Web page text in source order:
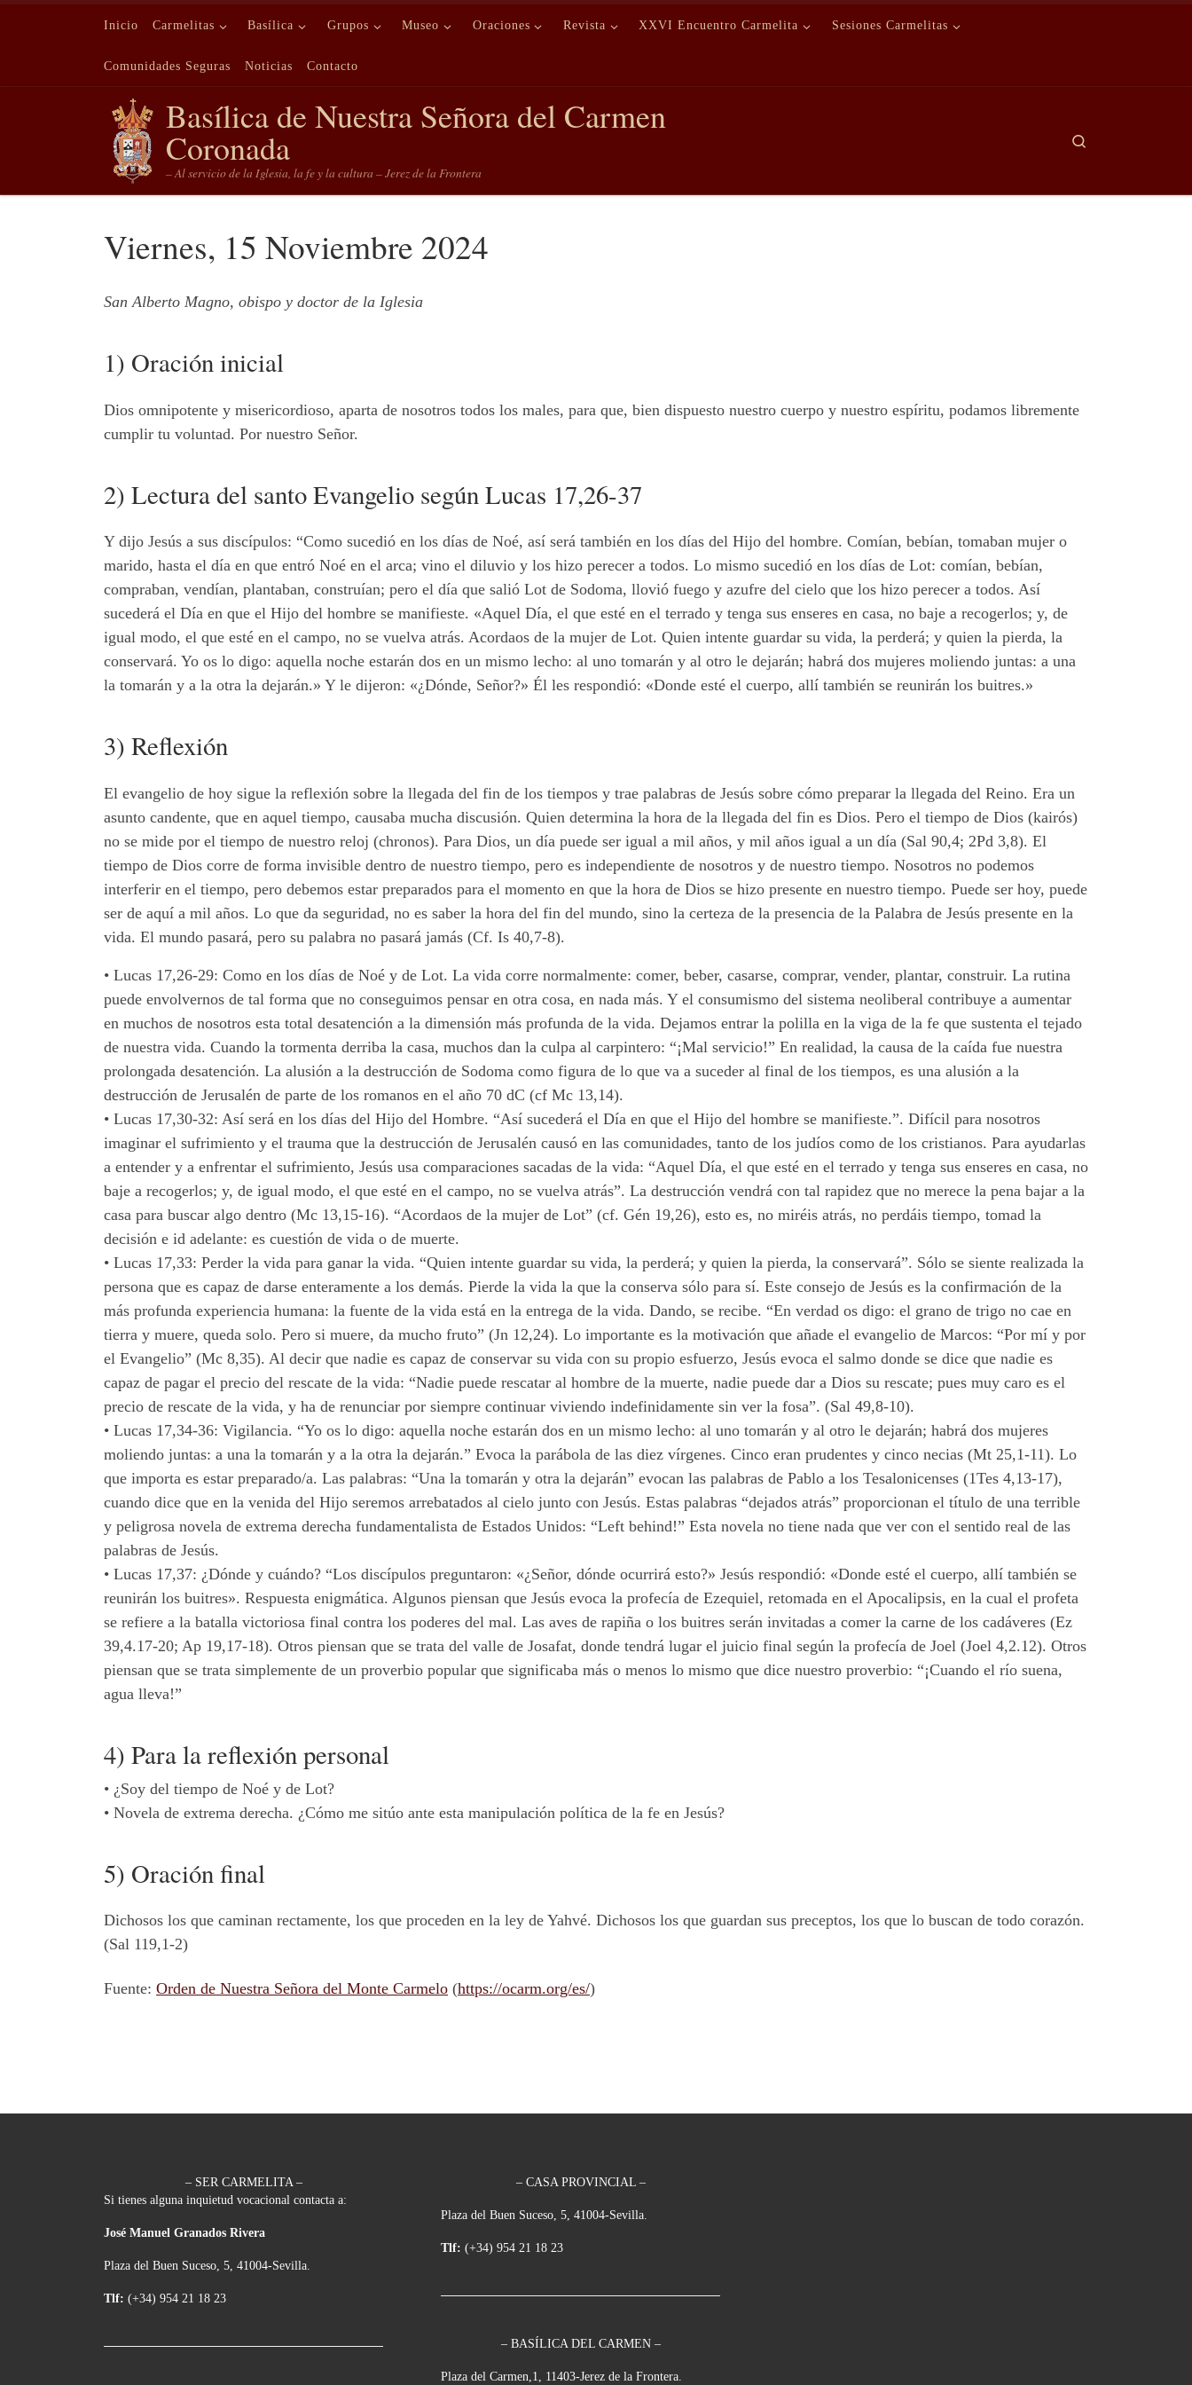
Saltar al contenido
Inicio Carmelitas Basílica Grupos Museo Oraciones Revista XXVI Encuentro Carmelita Sesiones Carmelitas
Comunidades Seguras Noticias Contacto
Basílica de Nuestra Señora del Carmen
Coronada
– Al servicio de la Iglesia, la fe y la cultura – Jerez de la Frontera
Viernes, 15 Noviembre 2024
San Alberto Magno, obispo y doctor de la Iglesia
1) Oración inicial
Dios omnipotente y misericordioso, aparta de nosotros todos los males, para que, bien dispuesto nuestro cuerpo y nuestro espíritu, podamos libremente
cumplir tu voluntad. Por nuestro Señor.
2) Lectura del santo Evangelio según Lucas 17,26-37
Y dijo Jesús a sus discípulos: “Como sucedió en los días de Noé, así será también en los días del Hijo del hombre. Comían, bebían, tomaban mujer o
marido, hasta el día en que entró Noé en el arca; vino el diluvio y los hizo perecer a todos. Lo mismo sucedió en los días de Lot: comían, bebían,
compraban, vendían, plantaban, construían; pero el día que salió Lot de Sodoma, llovió fuego y azufre del cielo que los hizo perecer a todos. Así
sucederá el Día en que el Hijo del hombre se manifieste. «Aquel Día, el que esté en el terrado y tenga sus enseres en casa, no baje a recogerlos; y, de
igual modo, el que esté en el campo, no se vuelva atrás. Acordaos de la mujer de Lot. Quien intente guardar su vida, la perderá; y quien la pierda, la
conservará. Yo os lo digo: aquella noche estarán dos en un mismo lecho: al uno tomarán y al otro le dejarán; habrá dos mujeres moliendo juntas: a una
la tomarán y a la otra la dejarán.» Y le dijeron: «¿Dónde, Señor?» Él les respondió: «Donde esté el cuerpo, allí también se reunirán los buitres.»
3) Reflexión
El evangelio de hoy sigue la reflexión sobre la llegada del fin de los tiempos y trae palabras de Jesús sobre cómo preparar la llegada del Reino. Era un
asunto candente, que en aquel tiempo, causaba mucha discusión. Quien determina la hora de la llegada del fin es Dios. Pero el tiempo de Dios (kairós)
no se mide por el tiempo de nuestro reloj (chronos). Para Dios, un día puede ser igual a mil años, y mil años igual a un día (Sal 90,4; 2Pd 3,8). El
tiempo de Dios corre de forma invisible dentro de nuestro tiempo, pero es independiente de nosotros y de nuestro tiempo. Nosotros no podemos
interferir en el tiempo, pero debemos estar preparados para el momento en que la hora de Dios se hizo presente en nuestro tiempo. Puede ser hoy, puede
ser de aquí a mil años. Lo que da seguridad, no es saber la hora del fin del mundo, sino la certeza de la presencia de la Palabra de Jesús presente en la
vida. El mundo pasará, pero su palabra no pasará jamás (Cf. Is 40,7-8).
• Lucas 17,26-29: Como en los días de Noé y de Lot. La vida corre normalmente: comer, beber, casarse, comprar, vender, plantar, construir. La rutina
puede envolvernos de tal forma que no conseguimos pensar en otra cosa, en nada más. Y el consumismo del sistema neoliberal contribuye a aumentar
en muchos de nosotros esta total desatención a la dimensión más profunda de la vida. Dejamos entrar la polilla en la viga de la fe que sustenta el tejado
de nuestra vida. Cuando la tormenta derriba la casa, muchos dan la culpa al carpintero: “¡Mal servicio!” En realidad, la causa de la caída fue nuestra
prolongada desatención. La alusión a la destrucción de Sodoma como figura de lo que va a suceder al final de los tiempos, es una alusión a la
destrucción de Jerusalén de parte de los romanos en el año 70 dC (cf Mc 13,14).
• Lucas 17,30-32: Así será en los días del Hijo del Hombre. “Así sucederá el Día en que el Hijo del hombre se manifieste.”. Difícil para nosotros
imaginar el sufrimiento y el trauma que la destrucción de Jerusalén causó en las comunidades, tanto de los judíos como de los cristianos. Para ayudarlas
a entender y a enfrentar el sufrimiento, Jesús usa comparaciones sacadas de la vida: “Aquel Día, el que esté en el terrado y tenga sus enseres en casa, no
baje a recogerlos; y, de igual modo, el que esté en el campo, no se vuelva atrás”. La destrucción vendrá con tal rapidez que no merece la pena bajar a la
casa para buscar algo dentro (Mc 13,15-16). “Acordaos de la mujer de Lot” (cf. Gén 19,26), esto es, no miréis atrás, no perdáis tiempo, tomad la
decisión e id adelante: es cuestión de vida o de muerte.
• Lucas 17,33: Perder la vida para ganar la vida. “Quien intente guardar su vida, la perderá; y quien la pierda, la conservará”. Sólo se siente realizada la
persona que es capaz de darse enteramente a los demás. Pierde la vida la que la conserva sólo para sí. Este consejo de Jesús es la confirmación de la
más profunda experiencia humana: la fuente de la vida está en la entrega de la vida. Dando, se recibe. “En verdad os digo: el grano de trigo no cae en
tierra y muere, queda solo. Pero si muere, da mucho fruto” (Jn 12,24). Lo importante es la motivación que añade el evangelio de Marcos: “Por mí y por
el Evangelio” (Mc 8,35). Al decir que nadie es capaz de conservar su vida con su propio esfuerzo, Jesús evoca el salmo donde se dice que nadie es
capaz de pagar el precio del rescate de la vida: “Nadie puede rescatar al hombre de la muerte, nadie puede dar a Dios su rescate; pues muy caro es el
precio de rescate de la vida, y ha de renunciar por siempre continuar viviendo indefinidamente sin ver la fosa”. (Sal 49,8-10).
• Lucas 17,34-36: Vigilancia. “Yo os lo digo: aquella noche estarán dos en un mismo lecho: al uno tomarán y al otro le dejarán; habrá dos mujeres
moliendo juntas: a una la tomarán y a la otra la dejarán.” Evoca la parábola de las diez vírgenes. Cinco eran prudentes y cinco necias (Mt 25,1-11). Lo
que importa es estar preparado/a. Las palabras: “Una la tomarán y otra la dejarán” evocan las palabras de Pablo a los Tesalonicenses (1Tes 4,13-17),
cuando dice que en la venida del Hijo seremos arrebatados al cielo junto con Jesús. Estas palabras “dejados atrás” proporcionan el título de una terrible
y peligrosa novela de extrema derecha fundamentalista de Estados Unidos: “Left behind!” Esta novela no tiene nada que ver con el sentido real de las
palabras de Jesús.
• Lucas 17,37: ¿Dónde y cuándo? “Los discípulos preguntaron: «¿Señor, dónde ocurrirá esto?» Jesús respondió: «Donde esté el cuerpo, allí también se
reunirán los buitres». Respuesta enigmática. Algunos piensan que Jesús evoca la profecía de Ezequiel, retomada en el Apocalipsis, en la cual el profeta
se refiere a la batalla victoriosa final contra los poderes del mal. Las aves de rapiña o los buitres serán invitadas a comer la carne de los cadáveres (Ez
39,4.17-20; Ap 19,17-18). Otros piensan que se trata del valle de Josafat, donde tendrá lugar el juicio final según la profecía de Joel (Joel 4,2.12). Otros
piensan que se trata simplemente de un proverbio popular que significaba más o menos lo mismo que dice nuestro proverbio: “¡Cuando el río suena,
agua lleva!”
4) Para la reflexión personal
• ¿Soy del tiempo de Noé y de Lot?
• Novela de extrema derecha. ¿Cómo me sitúo ante esta manipulación política de la fe en Jesús?
5) Oración final
Dichosos los que caminan rectamente, los que proceden en la ley de Yahvé. Dichosos los que guardan sus preceptos, los que lo buscan de todo corazón.
(Sal 119,1-2)
Fuente: Orden de Nuestra Señora del Monte Carmelo (https://ocarm.org/es/)
– SER CARMELITA –
Si tienes alguna inquietud vocacional contacta a:
José Manuel Granados Rivera
Plaza del Buen Suceso, 5, 41004-Sevilla.
Tlf: (+34) 954 21 18 23
– CASA PROVINCIAL –
Plaza del Buen Suceso, 5, 41004-Sevilla.
Tlf: (+34) 954 21 18 23
– BASÍLICA DEL CARMEN –
Plaza del Carmen,1, 11403-Jerez de la Frontera.